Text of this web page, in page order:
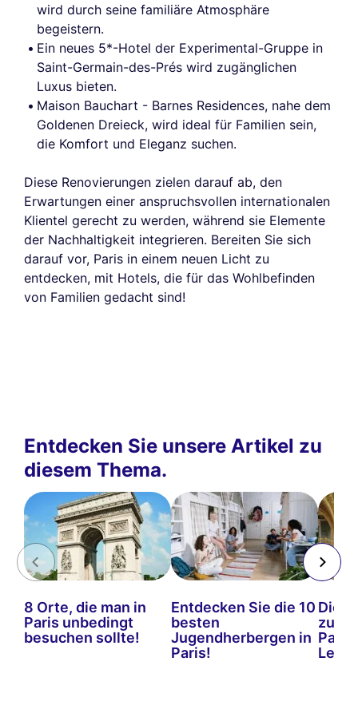
wird durch seine familiäre Atmosphäre
begeistern.
Ein neues 5*-Hotel der Experimental-Gruppe in
Saint-Germain-des-Prés wird zugänglichen
Luxus bieten.
Maison Bauchart - Barnes Residences, nahe dem
Goldenen Dreieck, wird ideal für Familien sein,
die Komfort und Eleganz suchen.
Diese Renovierungen zielen darauf ab, den
Erwartungen einer anspruchsvollen internationalen
Klientel gerecht zu werden, während sie Elemente
der Nachhaltigkeit integrieren. Bereiten Sie sich
darauf vor, Paris in einem neuen Licht zu
entdecken, mit Hotels, die für das Wohlbefinden
von Familien gedacht sind!
Entdecken Sie unsere Artikel zu
diesem Thema.
8 Orte, die man in
Paris unbedingt
besuchen sollte!
Entdecken Sie die 10
besten
Jugendherbergen in
Paris!
Die
zum